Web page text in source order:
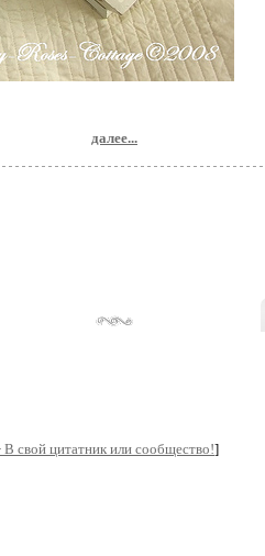
далее...
В свой цитатник или сообщество!]